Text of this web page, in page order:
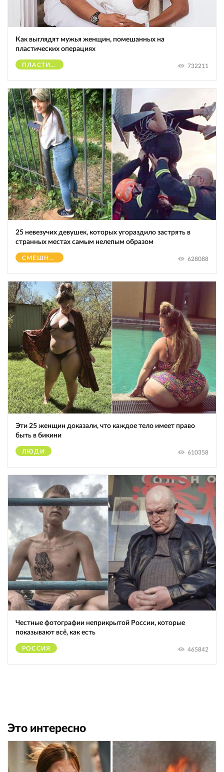
Как выглядят мужья женщин, помешанных на
пластических операциях
ПЛАСТИЧЕСКИЕ ОПЕРАЦИИ 732211
25 невезучих девушек, которых угораздило застрять в
странных местах самым нелепым образом
СМЕШНОЕ 628088
Эти 25 женщин доказали, что каждое тело имеет право
быть в бикини
ЛЮДИ 610358
Честные фотографии неприкрытой России, которые
показывают всё, как есть
РОССИЯ 465842
Это интересно